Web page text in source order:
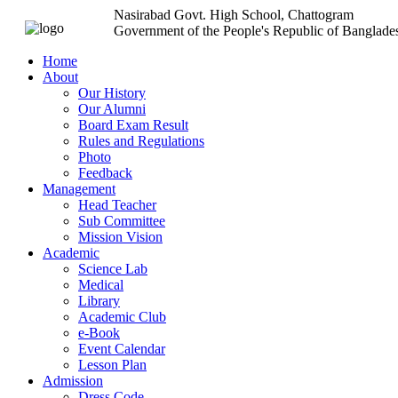
Nasirabad Govt. High School, Chattogram
Government of the People's Republic of
Home
About
Our History
Our Alumni
Board Exam Result
Rules and Regulations
Photo
Feedback
Management
Head Teacher
Sub Committee
Mission Vision
Academic
Science Lab
Medical
Library
Academic Club
e-Book
Event Calendar
Lesson Plan
Admission